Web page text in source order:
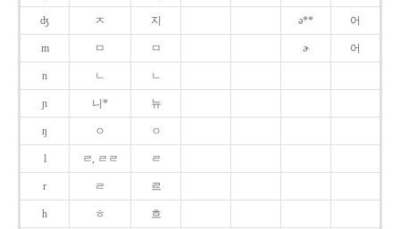
ʤ ㅈ 지 ə** 어
m ㅁ ㅁ ɚ 어
n ㄴ ㄴ
ɲ 니* 뉴
ŋ ㅇ ㅇ
l ㄹ, ㄹㄹ ㄹ
r ㄹ 르
h ㅎ 흐